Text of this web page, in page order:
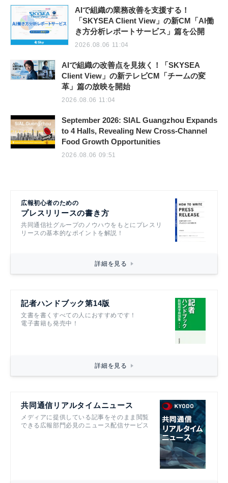
AIで組織の業務改善を支援する！
「SKYSEA Client View」の新CM「AI働
き方分析レポートサービス」篇を公開
2026.08.06 11:04
AIで組織の改善点を見抜く！「SKYSEA
Client View」の新テレビCM「チームの変
革」篇の放映を開始
2026.08.06 11:04
September 2026: SIAL Guangzhou Expands
to 4 Halls, Revealing New Cross-Channel
Food Growth Opportunities
2026.08.06 09:51
広報初心者のための
プレスリリースの書き方
共同通信社グループのノウハウをもとにプレスリ
リースの基本的なポイントを解説！
詳細を見る
記者ハンドブック第14版
文書を書くすべての人におすすめです！
電子書籍も発売中！
詳細を見る
共同通信リアルタイムニュース
メディアに提供している記事をそのまま閲覧
できる広報部門必見のニュース配信サービス